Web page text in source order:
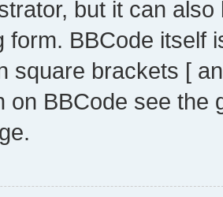
but it can
form. BBCode itself
square brackets [
on BBCode see